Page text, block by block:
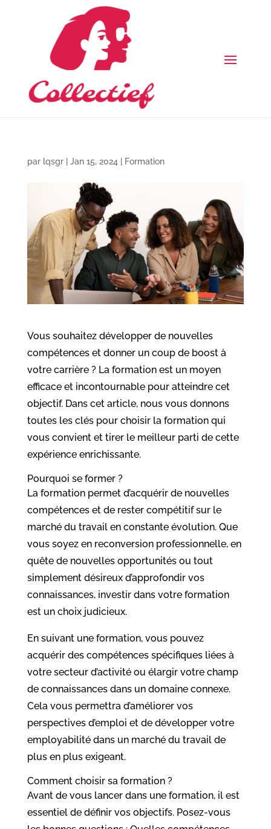
par lqsgr| Jan 15, 2024 Formation
Vous souhaitez développer de nouvelles
compétences et donner un coup de boost à
votre carrière ? La formation est un moyen
efficace et incontournable pour atteindre cet
objectif. Dans cet article, nous vous donnons
toutes les clés pour choisir la formation qui
vous convient et tirer le meilleur parti de cette
expérience enrichissante.
Pourquoi se former ?
La formation permet d’acquérir de nouvelles
compétences et de rester compétitif sur le
marché du travail en constante évolution. Que
vous soyez en reconversion professionnelle, en
quête de nouvelles opportunités ou tout
simplement désireux d’approfondir vos
connaissances, investir dans votre formation
est un choix judicieux.
En suivant une formation, vous pouvez
acquérir des compétences spécifiques liées à
votre secteur d’activité ou élargir votre champ
de connaissances dans un domaine connexe.
Cela vous permettra d’améliorer vos
perspectives d’emploi et de développer votre
employabilité dans un marché du travail de
plus en plus exigeant.
Comment choisir sa formation ?
Avant de vous lancer dans une formation, il est
essentiel de définir vos objectifs. Posez-vous